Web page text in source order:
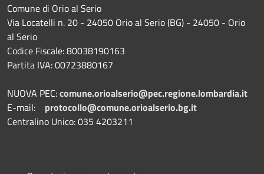
Comune di Orio al Serio
Via Locatelli n. 20 - 24050 Orio al Serio (BG) - 24050 - Orio
al Serio
Codice Fiscale: 80038190163
Partita IVA: 00723880167
NUOVA PEC:comune.orioalserio@pec.regione.lombardia.it
E-mail: protocollo@comune.orioalserio.bg.it
Centralino Unico: 035 4203211